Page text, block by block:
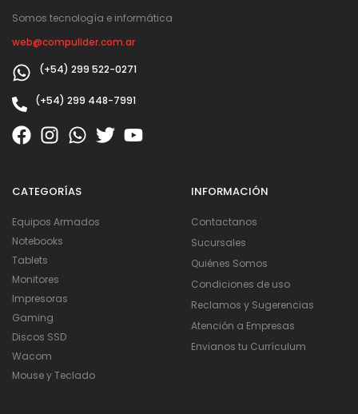
Somos tecnología e informática
web@compulider.com.ar
(+54) 299 522-0271
(+54) 299 448-7991
CATEGORÍAS
Equipos Armados
Notebooks
Tablets
Monitores
Impresoras
Gaming
Discos SSD
Wacom
Mouse y Teclado
INFORMACIÓN
Contactanos
Sucursales
Quiénes Somos
Condiciones de uso
Reclamos y Sugerencias
Atención a Empresas
Envianos tu Currículum